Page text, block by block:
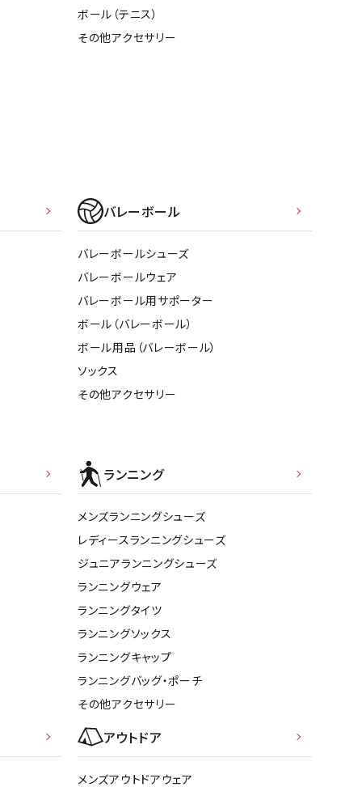
ボール（テニス）
その他アクセサリー
バレーボール
バレーボールシューズ
バレーボールウェア
バレーボール用サポーター
ボール（バレーボール）
ボール用品（バレーボール）
ソックス
その他アクセサリー
ランニング
メンズランニングシューズ
レディースランニングシューズ
ジュニアランニングシューズ
ランニングウェア
ランニングタイツ
ランニングソックス
ランニングキャップ
ランニングバッグ・ポーチ
その他アクセサリー
アウトドア
メンズアウトドアウェア